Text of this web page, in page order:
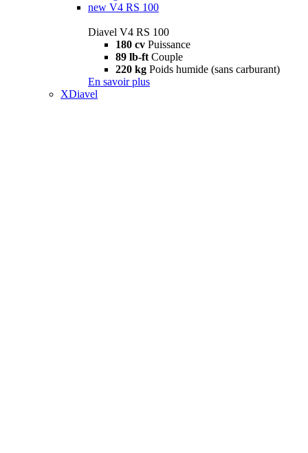
new V4 RS 100
Diavel V4 RS 100
180 cv Puissance
89 lb-ft Couple
220 kg Poids humide (sans carburant)
En savoir plus
XDiavel